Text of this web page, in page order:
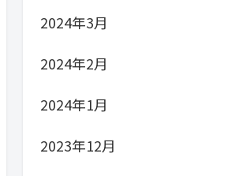
2024年3月
2024年2月
2024年1月
2023年12月